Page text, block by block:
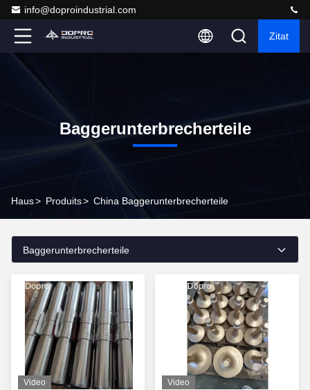
info@doproindustrial.com
Zitat
Baggerunterbrecherteile
Haus> Produits> China Baggerunterbrecherteile
Baggerunterbrecherteile
Video Video